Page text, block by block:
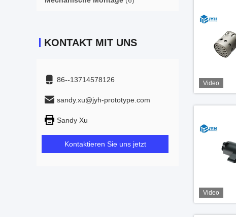
KONTAKT MIT UNS
86--13714578126
sandy.xu@jyh-prototype.com
Sandy Xu
Kontaktieren Sie uns jetzt
Video
Video